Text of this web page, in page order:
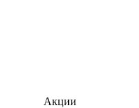
Акции